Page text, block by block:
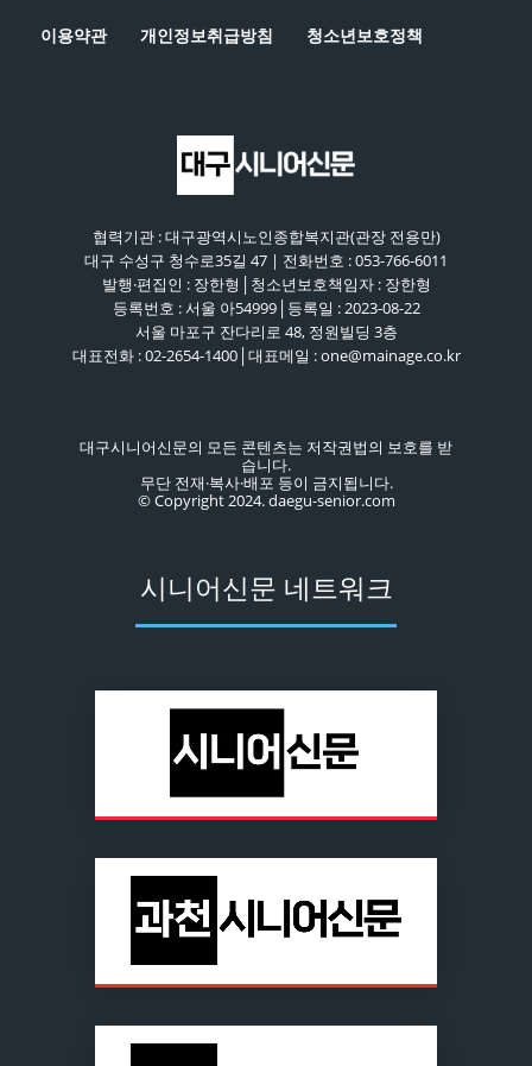
이용약관 개인정보취급방침 청소년보호정책
협력기관 : 대구광역시노인종합복지관(관장 전용만)
대구 수성구 청수로35길 47 | 전화번호 : 053-766-6011
발행·편집인 : 장한형│청소년보호책임자 : 장한형
등록번호 : 서울 아54999│등록일 : 2023-08-22
서울 마포구 잔다리로 48, 정원빌딩 3층
대표전화 : 02-2654-1400│대표메일 : one@mainage.co.kr
대구시니어신문의 모든 콘텐츠는 저작권법의 보호를 받
습니다.
무단 전재·복사·배포 등이 금지됩니다.
© Copyright 2024. daegu-senior.com
시니어신문 네트워크